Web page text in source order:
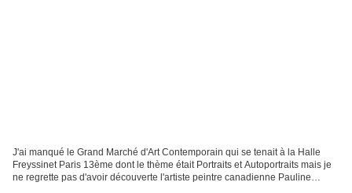
J'ai manqué le Grand Marché d'Art Contemporain qui se tenait à la Halle
Freyssinet Paris 13ème dont le thème était Portraits et Autoportraits mais je
ne regrette pas d'avoir découverte l'artiste peintre canadienne Pauline